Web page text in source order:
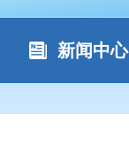
新闻中心